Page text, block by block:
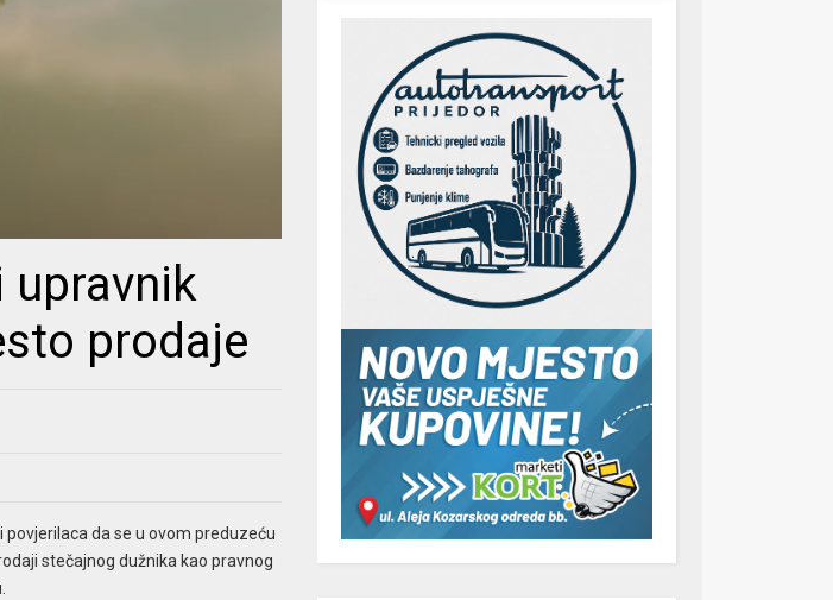
upravnik
prodaje
povjerilaca da se u ovom preduzeću
stečajnog dužnika kao pravnog